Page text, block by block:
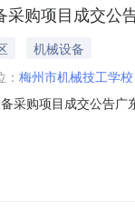
采购项目成交公
机械设备
梅州市机械技工学校
采购项目成交公告
方式：竞争性谈判五